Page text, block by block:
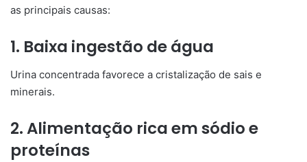
as principais causas:
1. Baixa ingestão de água
Urina concentrada favorece a cristalização de sais e
minerais.
2. Alimentação rica em sódio e
proteínas